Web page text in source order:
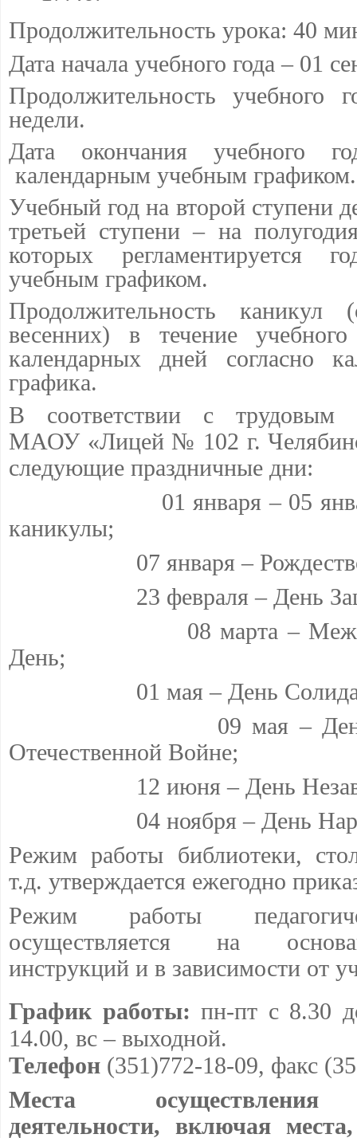
Продолжительность урока: 40
Дата начала учебного года – 01
Продолжительность учебного
недели.
Дата окончания учебного
календарным учебным графиком.
Учебный год на второй ступени
третьей ступени – на
которых регламентируется
учебным графиком.
Продолжительность
весенних) в течение
календарных дней согласно
графика.
В соответствии с трудовым
МАОУ «Лицей № 102 г.
следующие праздничные дни:
01 января – 05
каникулы;
07 января –
23 февраля – День
08 марта –
День;
01 мая – День
09 мая –
Отечественной Войне;
12 июня – День
04 ноября – День
Режим работы библиотеки,
т.д. утверждается ежегодно
Режим работы
осуществляется на
инструкций и в зависимости от
График работы: пн-пт с 8.30
14.00, вс – выходной.
Телефон (351)772-18-09, факс
Места осуществления
деятельности, включая